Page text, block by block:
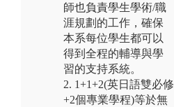
師也負責學生學術/職
涯規劃的工作，確保
本系每位學生都可以
得到全程的輔導與學
習的支持系統。
2. 1+1+2(英日語雙必修
+2個專業學程)等於無